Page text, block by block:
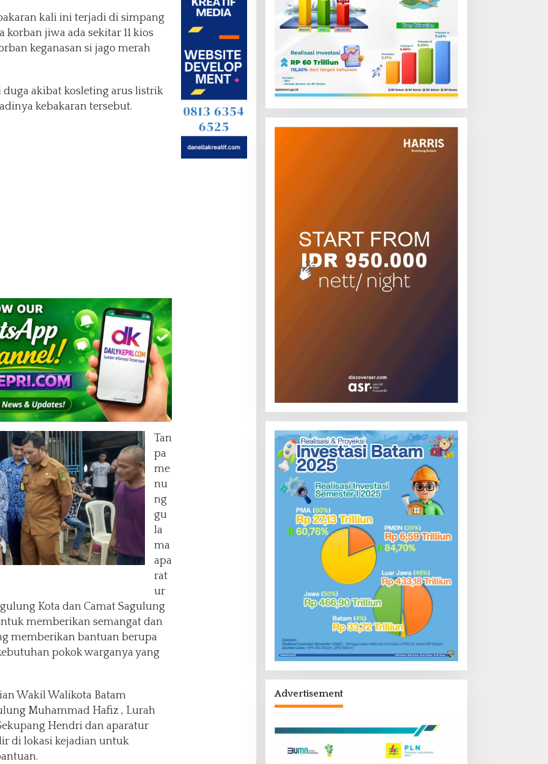
kali ini terjadi di simpang
jiwa ada sekitar 11 kios
keganasan si jago merah
akibat kosleting arus listrik
kebakaran tersebut.
Tan
pa
me
nu
ng
gu
la
ma
apa
rat
ur
Kota dan Camat Sagulung
memberikan semangat dan
memberikan bantuan berupa
pokok warganya yang
Wakil Walikota Batam
Muhammad Hafiz , Lurah
Hendri dan aparatur
di lokasi kejadian untuk
Advertisement